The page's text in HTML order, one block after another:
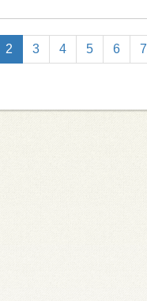
2 3 4 5 6 7